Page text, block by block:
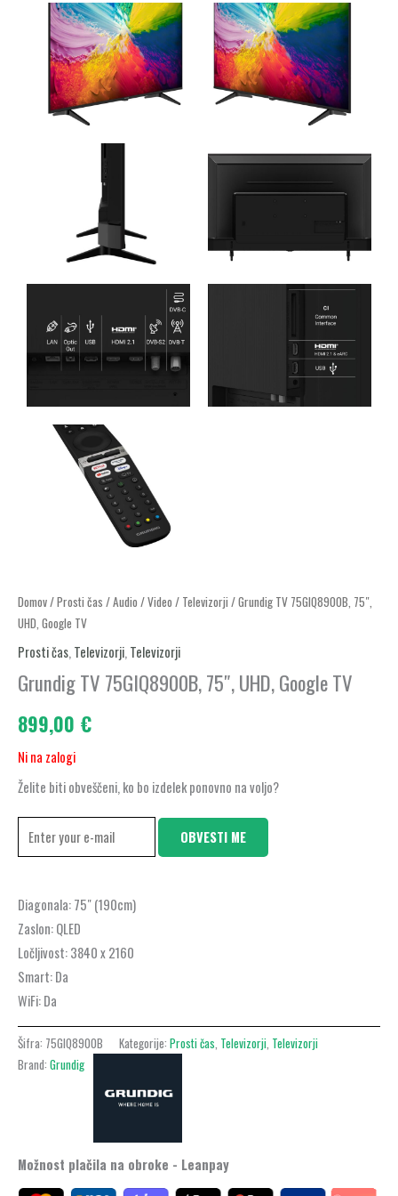
Domov/Prosti čas /Audio / Video / Televizorji / Grundig TV 75GIQ8900B, 75″,
UHD, Google TV
Prosti čas, Televizorji, Televizorji
Grundig TV 75GIQ8900B, 75″, UHD, Google TV
899,00 €
Ni na zalogi
Želite biti obveščeni, ko bo izdelek ponovno na voljo?
OBVESTI ME
Diagonala:75″ (190cm)
Zaslon:QLED
Ločljivost:3840 x 2160
Smart:Da
WiFi:Da
Šifra: 75GIQ8900B Kategorije: Prosti čas, Televizorji, Televizorji
Brand: Grundig
Možnost plačila na obroke - Leanpay